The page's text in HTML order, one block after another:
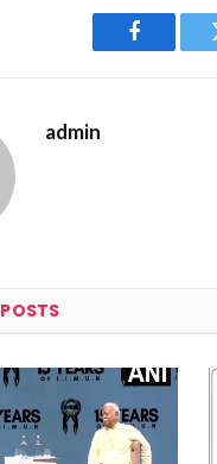
Facebook
admin
POSTS